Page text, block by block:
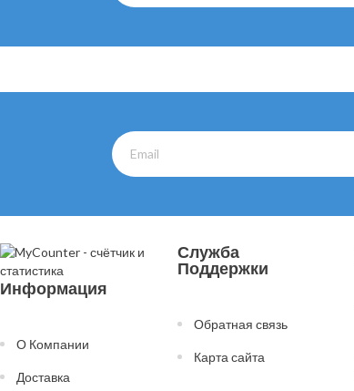
Информация
О Компании
Доставка
Служба
Поддержки
Обратная связь
Карта сайта